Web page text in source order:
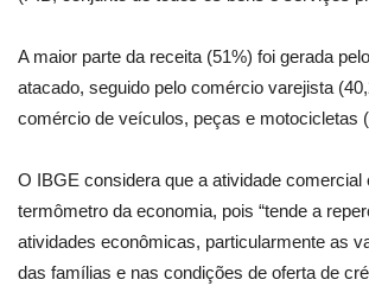
A maior parte da receita (51%) foi gerada
atacado, seguido pelo comércio varejista
comércio de veículos, peças e motocicletas
O IBGE considera que a atividade comercial
termômetro da economia, pois “tende a
atividades econômicas, particularmente as
das famílias e nas condições de oferta de